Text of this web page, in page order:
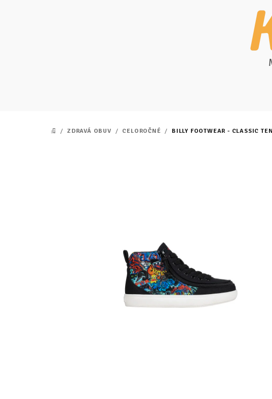
DOMOV
/ ZDRAVÁ OBUV / CELOROČNÉ / BILLY FOOTWEAR - CLASSIC